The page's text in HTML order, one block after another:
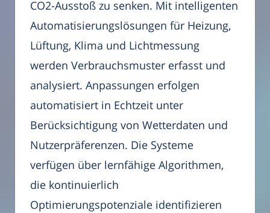
CO2-Ausstoß zu senken. Mit intelligenten
Automatisierungslösungen für Heizung,
Lüftung, Klima und Lichtmessung
werden Verbrauchsmuster erfasst und
analysiert. Anpassungen erfolgen
automatisiert in Echtzeit unter
Berücksichtigung von Wetterdaten und
Nutzerpräferenzen. Die Systeme
verfügen über lernfähige Algorithmen,
die kontinuierlich
Optimierungspotenziale identifizieren